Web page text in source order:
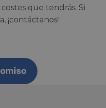
que tendrás. Si
¡contáctanos!